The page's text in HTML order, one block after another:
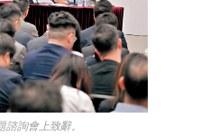
諮詢會上致辭。